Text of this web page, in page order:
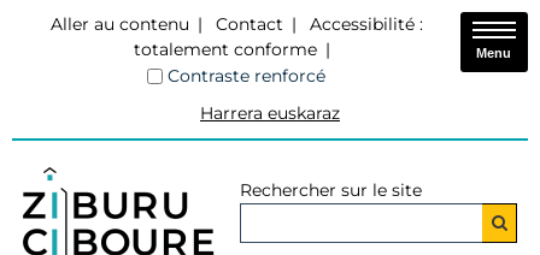
Aller au contenu Contact
Accessibilité :
totalement conforme
Contraste renforcé
Harrera euskaraz
Rechercher sur le site
Menu